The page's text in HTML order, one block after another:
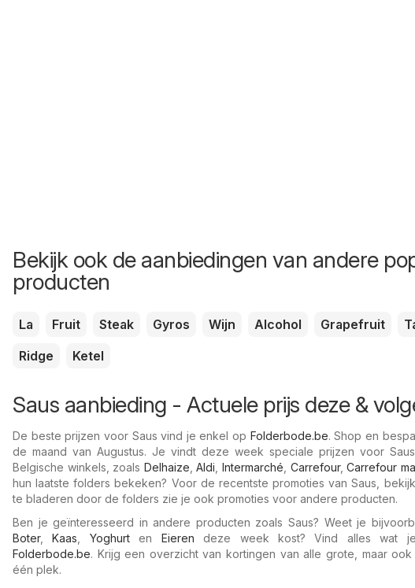
Bekijk ook de aanbiedingen van andere
producten
La Fruit Steak Gyros Wijn Alcohol Grapefruit
Ridge
Ketel
Saus aanbieding - Actuele prijs deze &
De beste prijzen voor Saus vind je enkel op Folderbode.be. Shop en
de maand van Augustus. Je vindt deze week speciale prijzen voor
Belgische winkels, zoals Delhaize ,Aldi Intermarché Carrefour,Carrefour
hun laatste folders bekeken? Voor de recentste promoties van Saus,
te bladeren door de folders zie je ook promoties voor andere producten.
Ben je geïnteresseerd in andere producten zoals Saus? Weet je
Boter,Kaas Yoghurten Eieren deze week kost? Vind alles wat
Folderbode.be. Krijg een overzicht van kortingen van alle grote, maar
één plek.